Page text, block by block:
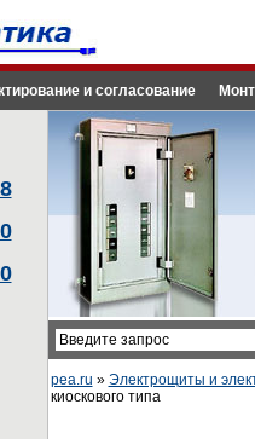
и согласование
pea.ru » Электрощиты и
киоскового типа